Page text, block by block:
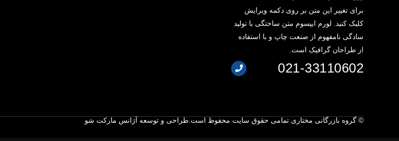
برای تغییر این متن بر روی دکمه ویرایش
کلیک کنید. لورم ایپسوم متن ساختگی با تولید
سادگی نامفهوم از صنعت چاپ و با استفاده
از طراحان گرافیک است.
021-33110602
© گروه بازرگانی مختاری تمامی حقوق سایت محفوظ است. طراحی و توسعه آژانس مارکت شو